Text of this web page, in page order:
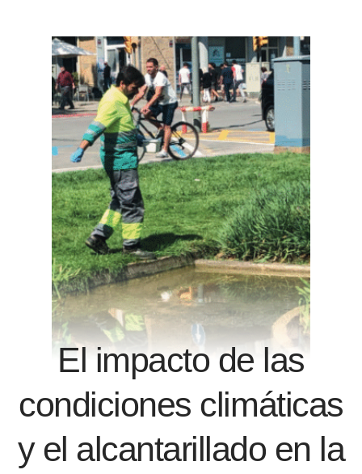
El impacto de las
condiciones climáticas
y el alcantarillado en la